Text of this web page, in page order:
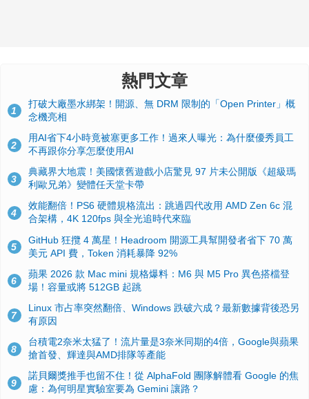
熱門文章
1
打破大廠墨水綁架！開源、無 DRM 限制的「Open Printer」概
念機亮相
2
用AI省下4小時竟被塞更多工作！過來人曝光：為什麼優秀員工
不再跟你分享怎麼使用AI
3
典藏界大地震！美國懷舊遊戲小店驚見 97 片未公開版《超級瑪
利歐兄弟》變體任天堂卡帶
4
效能翻倍！PS6 硬體規格流出：跳過四代改用 AMD Zen 6c 混
合架構，4K 120fps 與全光追時代來臨
5
GitHub 狂攬 4 萬星！Headroom 開源工具幫開發者省下 70 萬
美元 API 費，Token 消耗暴降 92%
6
蘋果 2026 款 Mac mini 規格爆料：M6 與 M5 Pro 異色搭檔登
場！容量或將 512GB 起跳
7
Linux 市占率突然翻倍、Windows 跌破六成？最新數據背後恐另
有原因
8
台積電2奈米太猛了！流片量是3奈米同期的4倍，Google與蘋果
搶首發、輝達與AMD排隊等產能
9
諾貝爾獎推手也留不住！從 AlphaFold 團隊解體看 Google 的焦
慮：為何明星實驗室要為 Gemini 讓路？